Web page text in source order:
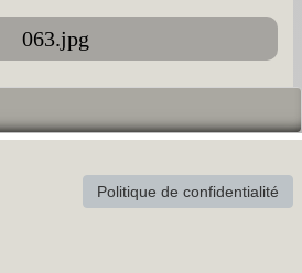
063.jpg
Politique de confidentialité